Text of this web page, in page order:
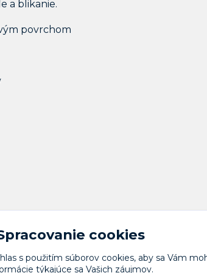
a blikanie.
povrchom
cookies
s použitím súborov cookies, aby sa Vám
týkajúce sa Vašich záujmov.